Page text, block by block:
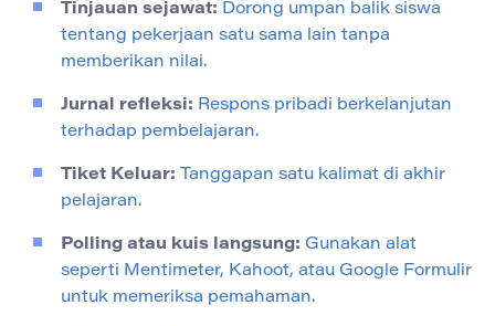
Tinjauan sejawat: Dorong umpan balik siswa
tentang pekerjaan satu sama lain tanpa
memberikan nilai.
Jurnal refleksi: Respons pribadi berkelanjutan
terhadap pembelajaran.
Tiket Keluar: Tanggapan satu kalimat di akhir
pelajaran.
Polling atau kuis langsung: Gunakan alat
seperti Mentimeter, Kahoot, atau Google Formulir
untuk memeriksa pemahaman.